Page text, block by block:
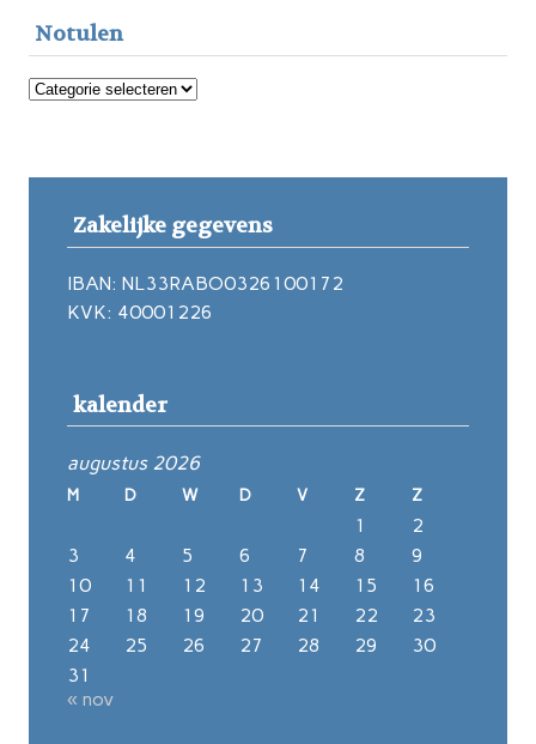
Notulen
Notulen
Zakelijke gegevens
IBAN: NL33RABO0326100172
KVK: 40001226
kalender
augustus 2026
M D W D V Z Z
1
2
3
4 5 6 7 8
9
10
11 12 13 14 15
16
17
18 19 20 21 22
23
24
25 26 27 28 29
30
31
« nov